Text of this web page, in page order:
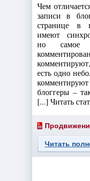
Чем
записи в
странице в
имеют
но самое
есть одно
блоггеры –
[...] Читать
Читать